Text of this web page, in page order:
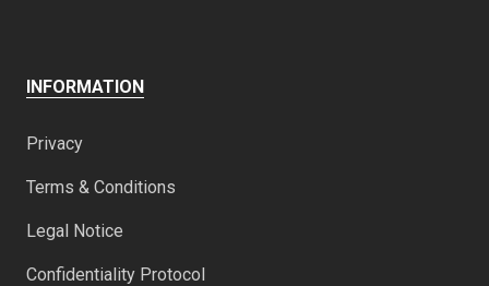
INFORMATION
Privacy
Terms & Conditions
Legal Notice
Confidentiality Protocol